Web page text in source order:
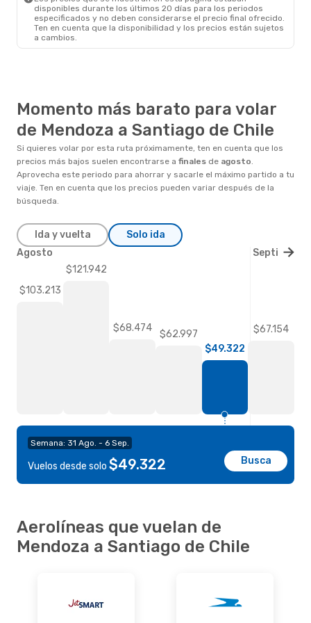
disponibles durante los últimos 20 días para los periodos
especificados y no deben considerarse el precio final ofrecido.
Ten en cuenta que la disponibilidad y los precios están sujetos
a cambios.
Momento más barato para volar
de Mendoza a Santiago de Chile
Si quieres volar por esta ruta próximamente, ten en cuenta que los
precios más bajos suelen encontrarse a finales de agosto.
Aprovecha este periodo para ahorrar y sacarle el máximo partido a tu
viaje. Ten en cuenta que los precios pueden variar después de la
búsqueda.
Ida y vuelta Solo ida
Semana: 31 Ago. - 6 Sep.
Vuelos desde solo $49.322 Busca
$103.213
$121.942
$68.474
$62.997
$49.322
$67.154
Agosto Septiembre
Aerolíneas que vuelan de
Mendoza a Santiago de Chile